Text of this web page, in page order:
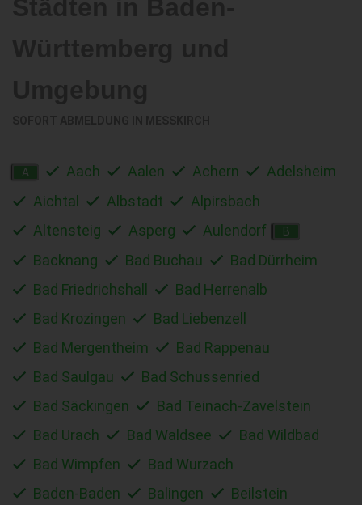
A Aach Aalen Achern
Adelsheim
Aichtal
Albstadt
Alpirsbach
Altensteig
Asperg Aulendorf B
Backnang Bad Buchau
Bad Dürrheim
Bad Friedrichshall
Bad Herrenalb
Bad Krozingen
Bad Liebenzell
Bad Mergentheim
Bad Rappenau
Bad Saulgau
Bad Schussenried
Bad Säckingen
Bad Teinach-Zavelstein
Bad Urach
Bad Waldsee
Bad Wildbad
Bad Wimpfen
Bad Wurzach
Baden-Baden
Balingen
Beilstein